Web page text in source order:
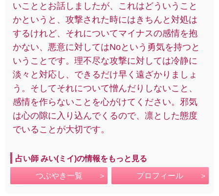
いこととお話しましたが、これはどういうこと
かというと、攻撃された時にはきちんと対処は
するけれど、それについてマイナスの感情を抱
かない、悪意に対してはNoという勇気を持つと
いうことです。理不尽な攻撃に対しては冷静に
淡々と対応し、できるだけ早く遠ざかりましょ
う。そしてそれについて憎んだりしないこと、
感情を作らないことを心がけてください。邪気
は心の隙に入り込んでくるので、凛とした態度
でいることが大切です。
占い師 みい(ミイ)の情報をもっと見る
つぶやき一覧 プロフィール